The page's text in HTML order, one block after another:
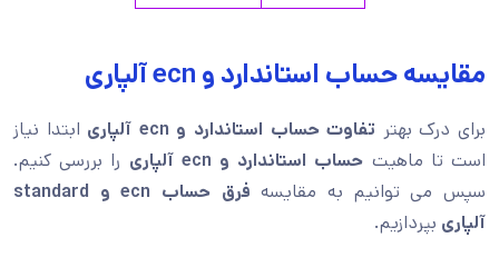
مقایسه حساب استاندارد و ecn آلپاری
برای درک بهتر تفاوت حساب استاندارد و ecn آلپاری
ابتدا نیاز
است تا ماهیت حساب استاندارد و ecn آلپاری
را بررسی کنیم.
سپس می توانیم به مقایسه
فرق حساب ecn و standard
آلپاری بپردازیم.